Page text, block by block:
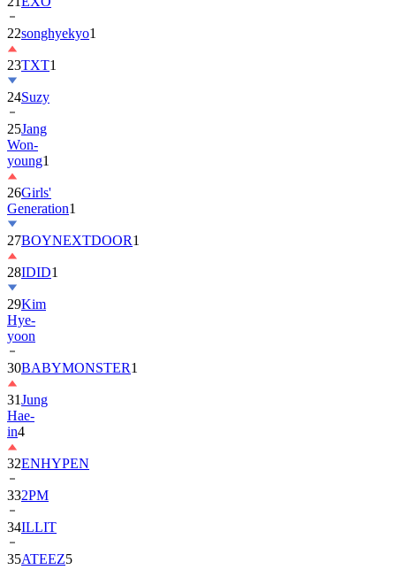
23TXT1
24Suzy
25Jang
Won-
young1
26Girls'
Generation
27BOYNEXTDOOR
28IDID1
29Kim
Hye-
yoon
30BABYMONSTER
31Jung
Hae-
in4
32ENHYPEN
332PM
34ILLIT
35ATEEZ
36ZEROBASEONE